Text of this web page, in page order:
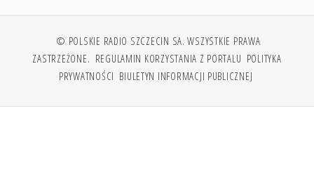
© POLSKIE RADIO SZCZECIN SA. WSZYSTKIE PRAWA
ZASTRZEŻONE. REGULAMIN KORZYSTANIA Z PORTALU POLITYKA
PRYWATNOŚCI BIULETYN INFORMACJI PUBLICZNEJ